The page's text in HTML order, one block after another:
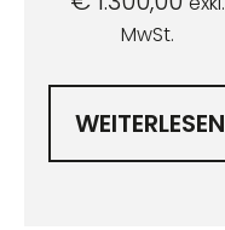
MwSt.
WEITERLESEN